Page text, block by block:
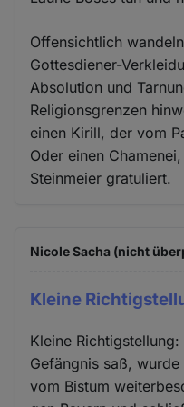
Offensichtlich
Gottesdiener-
Absolution und
Religionsgrenzen
einen Kirill, der vom
Oder einen
Steinmeier gratuliert.
Nicole Sacha (nicht
Kleine
Kleine
Gefängnis saß,
vom Bistum